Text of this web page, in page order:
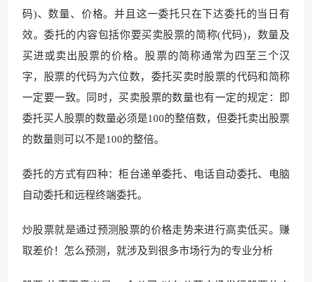
码)、数量、价格。并且这一委托只在下达委托的当日有
效。委托的内容包括你要买卖股票的简称(代码)，数量及
买进或卖出股票的价格。股票的简称通常为四至三个汉
字，股票的代码为六位数，委托买卖时股票的代码和简称
一定要一致。同时，买卖股票的数量也有一定的规定：即
委托买人股票的数量必须是100的整倍数，但委托卖出股票
的数量则可以不是100的整倍。
委托的方式有四种：柜台递单委托、电话自动委托、电脑
自动委托和远程终端委托。
炒股票就是通过预测股票的价格走势来进行高卖低买。赚
取差价！怎么预测，就涉及到很多市场行为的专业分析